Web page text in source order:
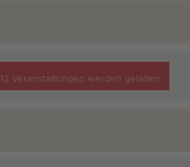
12 Veranstaltungen werden geladen